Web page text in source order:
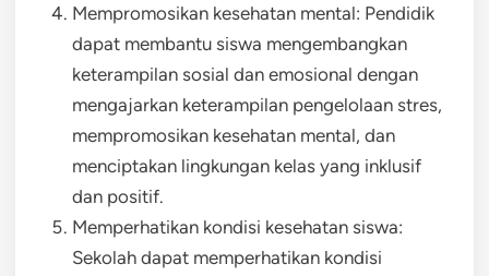
Mempromosikan kesehatan mental: Pendidik
dapat membantu siswa mengembangkan
keterampilan sosial dan emosional dengan
mengajarkan keterampilan pengelolaan stres,
mempromosikan kesehatan mental, dan
menciptakan lingkungan kelas yang inklusif
dan positif.
Memperhatikan kondisi kesehatan siswa:
Sekolah dapat memperhatikan kondisi